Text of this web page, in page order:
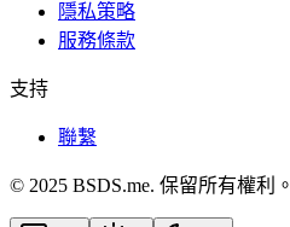
隱私策略
服務條款
支持
聯繫
© 2025 BSDS.me. 保留所有權利。